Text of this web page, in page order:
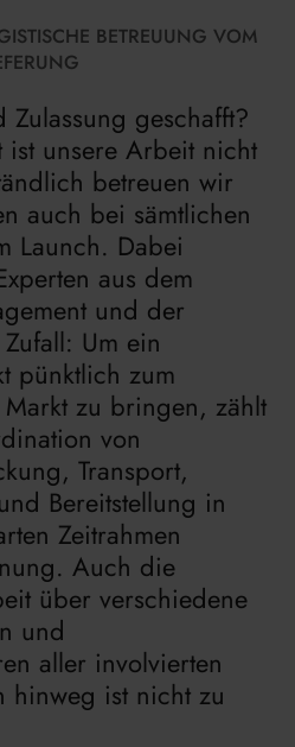
BETREUUNG VOM
geschafft?
ist unsere Arbeit nicht
betreuen wir
auch bei sämtlichen
Launch. Dabei
aus dem
und der
Um ein
pünktlich zum
zu bringen, zählt
von
Transport,
Bereitstellung in
Zeitrahmen
Auch die
über verschiedene
und
aller involvierten
hinweg ist nicht zu